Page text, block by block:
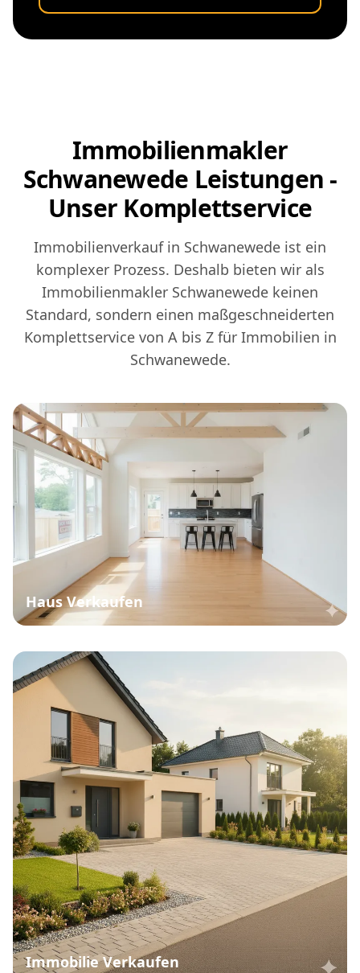
Immobilienmakler
Schwanewede Leistungen -
Unser Komplettservice
Immobilienverkauf in Schwanewede ist ein
komplexer Prozess. Deshalb bieten wir als
Immobilienmakler Schwanewede keinen
Standard, sondern einen maßgeschneiderten
Komplettservice von A bis Z für Immobilien in
Schwanewede.
Haus Verkaufen
Immobilie Verkaufen